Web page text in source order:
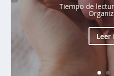
Tiempo de
Leer